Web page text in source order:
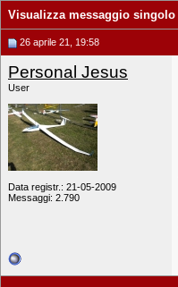
Visualizza messaggio singolo
26 aprile 21, 19:58
Personal Jesus
User
Data registr.: 21-05-2009
Messaggi: 2.790